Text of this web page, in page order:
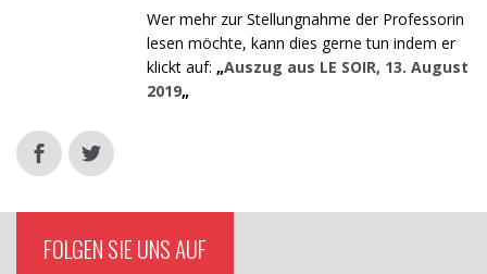
Wer mehr zur Stellungnahme der Professorin
lesen möchte, kann dies gerne tun indem er
klickt auf: „Auszug aus LE SOIR, 13. August
2019„
FOLGEN SIE UNS AUF